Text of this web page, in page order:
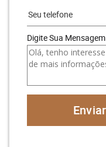
Digite Sua Mensagem